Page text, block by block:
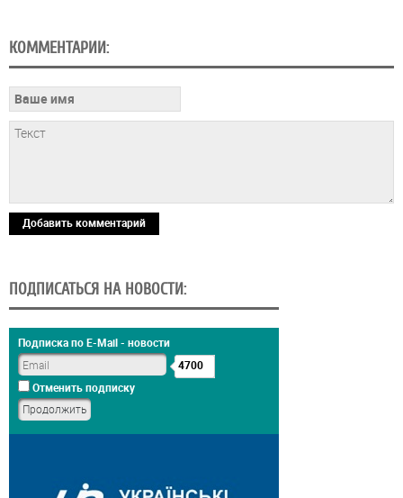
КОММЕНТАРИИ:
Добавить комментарий
ПОДПИСАТЬСЯ НА НОВОСТИ:
Подписка по E-Mail - новости
4700
Отменить подписку